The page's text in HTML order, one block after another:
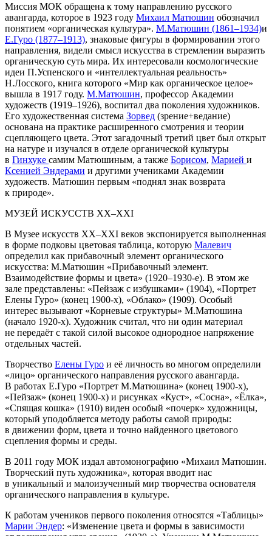
Миссия МОК обращена к тому направлению русского
авангарда, которое в 1923 году Михаил Матюшин обозначил
понятием «органическая культура». М.Матюшин (1861–1934)и
Е.Гуро (1877–1913), знаковые фигуры в формировании этого
направления, видели смысл искусства в стремлении выразить
органическую суть мира. Их интересовали космологические
идеи П.Успенского и «интеллектуальная реальность»
Н.Лосского, книга которого «Мир как органическое целое»
вышла в 1917 году. М.Матюшин, профессор Академии
художеств (1919–1926), воспитал два поколения художников.
Его художественная система Зорвед (зрение+ведание)
основана на практике расширенного смотрения и теории
сцепляющего цвета. Этот загадочный третий цвет был открыт
на натуре и изучался в отделе органической культуры
в Гинхуке самим Матюшиным, а также Борисом, Марией и
Ксенией Эндерами и другими учениками Академии
художеств. Матюшин первым «поднял знак возврата
к природе».
МУЗЕЙ ИСКУССТВ XX–XХI
В Музее искусств XX–XХI веков экспонируется выполненная
в форме подковы цветовая таблица, которую Малевич
определил как прибавочный элемент органического
искусства: М.Матюшин «Прибавочный элемент.
Взаимодействие формы и цвета» (1920–1930-е). В этом же
зале представлены: «Пейзаж с избушками» (1904), «Портрет
Елены Гуро» (конец 1900-х), «Облако» (1909). Особый
интерес вызывают «Корневые структуры» М.Матюшина
(начало 1920-х). Художник считал, что ни один материал
не передаёт с такой силой высокое однородное напряжение
отдельных частей.
Творчество Елены Гуро и её личность во многом определили
«лицо» органического направления русского авангарда.
В работах Е.Гуро «Портрет М.Матюшина» (конец 1900-х),
«Пейзаж» (конец 1900-х) и рисунках «Куст», «Сосна», «Ёлка»,
«Спящая кошка» (1910) виден особый «почерк» художницы,
который уподобляется методу работы самой природы:
в движении форм, цвета и точно найденного цветового
сцепления формы и среды.
В 2011 году МОК издал автомонографию «Михаил Матюшин.
Творческий путь художника», которая вводит нас
в уникальный и малоизученный мир творчества основателя
органического направления в культуре.
К работам учеников первого поколения относятся «Таблицы»
Марии Эндер: «Изменение цвета и формы в зависимости